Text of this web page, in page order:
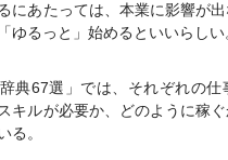
にあたっては、本業に影響が
ゆるっと」始めるといいらしい
辞典67選」では、それぞれの
キルが必要か、どのように稼
る。